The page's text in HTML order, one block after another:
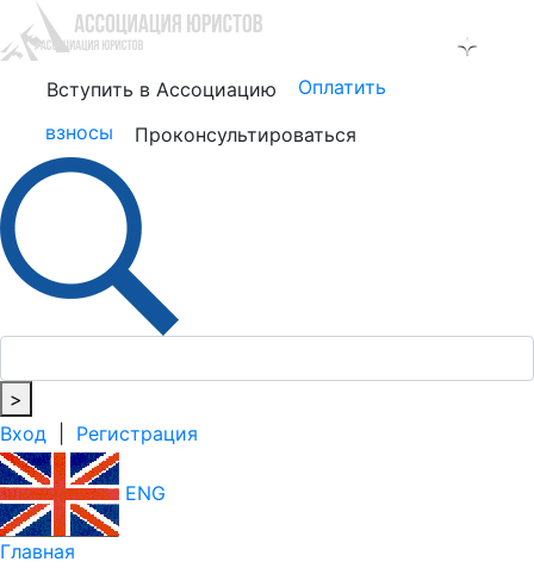
Вступить в Ассоциацию
Оплатить
взносы
Проконсультироваться
>
Вход
Регистрация
ENG
Главная